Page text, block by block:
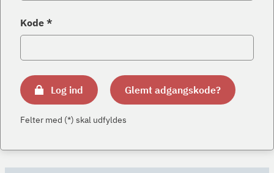
Kode *
Log ind Glemt adgangskode?
Felter med (*) skal udfyldes